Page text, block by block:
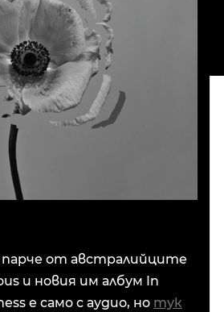
от австралийците
и новия им албум In
е само с аудио, но тук